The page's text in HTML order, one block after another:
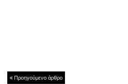
Προηγούμενο άρθρο